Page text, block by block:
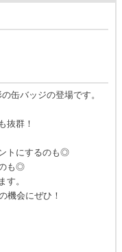
缶バッジの登場です。
抜群！
トにするのも◎
も◎
す。
機会にぜひ！